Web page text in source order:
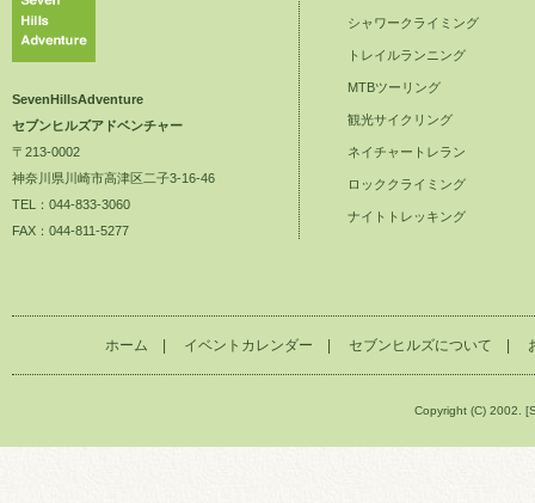
SevenHillsAdventure
セブンヒルズアドベンチャー
〒213-0002
神奈川県川崎市高津区二子3-16-46
TEL：044-833-3060
FAX：044-811-5277
シャワークライミング
トレイルランニング
MTBツーリング
観光サイクリング
ネイチャートレラン
ロッククライミング
ナイトトレッキング
ホーム イベントカレンダー セブンヒルズについて
Copyright (C) 2002.